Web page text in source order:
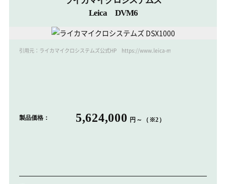
Leica DVM6
引用元：ライカマイクロシステムズ公式HP https://www.leica-microsystems.com/jp/
製品価格： 5,624,000 円～（※2）